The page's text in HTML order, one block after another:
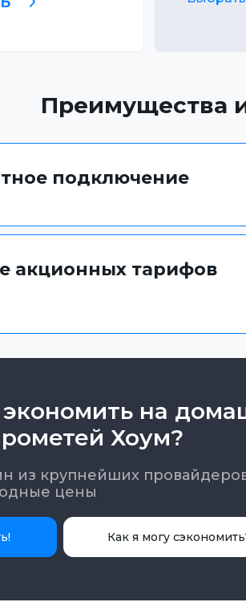
Преимущества
подключение
акционных тарифов
на
Хоум?
из крупнейших
цены
Как я могу